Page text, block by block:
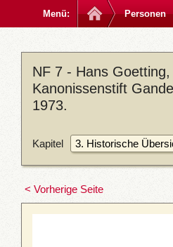
Menü: Personen
NF 7 - Hans
Kanonissenstift
1973.
Kapitel
< Vorherige Seite